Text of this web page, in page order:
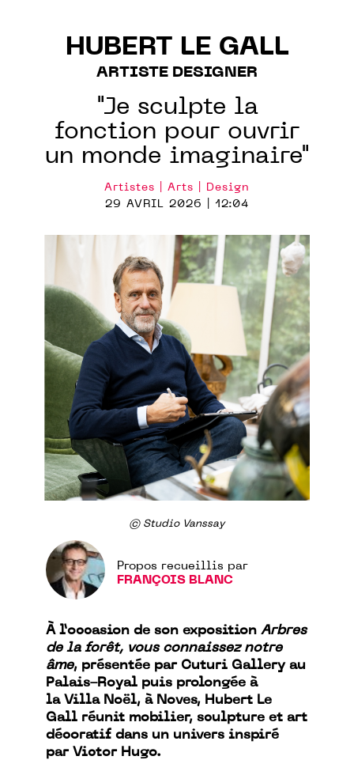
HUBERT LE GALL
ARTISTE DESIGNER
"Je sculpte la
fonction pour ouvrir
un monde imaginaire"
Artistes | Arts | Design
29 AVRIL 2026 | 12:04
© Studio Vanssay
Propos recueillis par
FRANÇOIS BLANC
À l’occasion de son exposition Arbres
de la forêt, vous connaissez notre
âme, présentée par Cuturi Gallery au
Palais-Royal puis prolongée à
la Villa Noël, à Noves, Hubert Le
Gall réunit mobilier, sculpture et art
décoratif dans un univers inspiré
par Victor Hugo.